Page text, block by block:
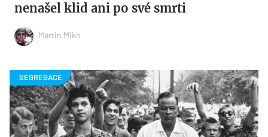
nenašel klid ani po své smrti
Martin Miko